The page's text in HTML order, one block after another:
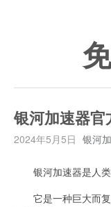
银河加速器官
2024年5月5日 银河
银河加速器是人类
它是一种巨大而复